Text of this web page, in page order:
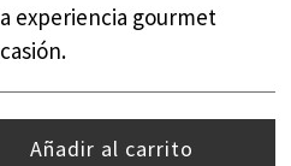
experiencia gourmet
Añadir al carrito